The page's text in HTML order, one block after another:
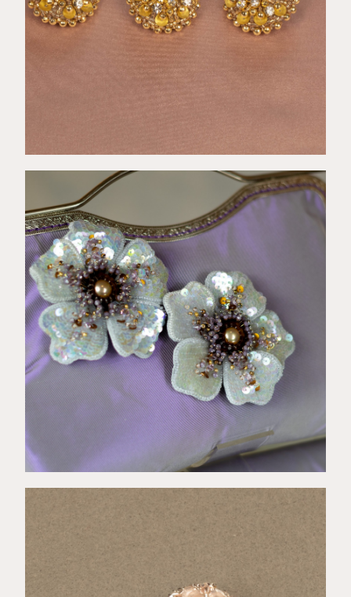
€64,00